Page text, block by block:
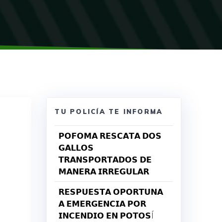
TU POLICÍA TE INFORMA
𝗣𝗢𝗙𝗢𝗠𝗔 𝗥𝗘𝗦𝗖𝗔𝗧𝗔 𝗗𝗢𝗦
𝗚𝗔𝗟𝗟𝗢𝗦
𝗧𝗥𝗔𝗡𝗦𝗣𝗢𝗥𝗧𝗔𝗗𝗢𝗦 𝗗𝗘
𝗠𝗔𝗡𝗘𝗥𝗔 𝗜𝗥𝗥𝗘𝗚𝗨𝗟𝗔𝗥
𝗥𝗘𝗦𝗣𝗨𝗘𝗦𝗧𝗔 𝗢𝗣𝗢𝗥𝗧𝗨𝗡𝗔
𝗔 𝗘𝗠𝗘𝗥𝗚𝗘𝗡𝗖𝗜𝗔 𝗣𝗢𝗥
𝗜𝗡𝗖𝗘𝗡𝗗𝗜𝗢 𝗘𝗡 𝗣𝗢𝗧𝗢𝗦Í